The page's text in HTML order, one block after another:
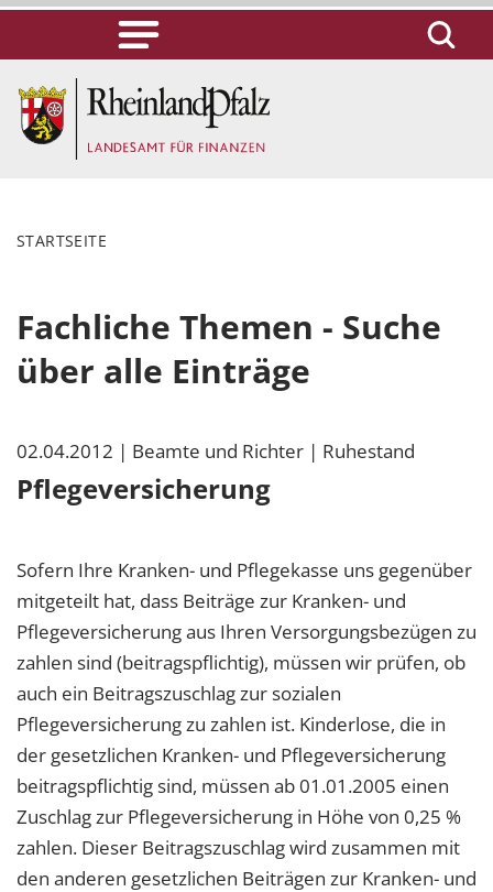
STARTSEITE
Fachliche Themen - Suche
über alle Einträge
02.04.2012 | Beamte und Richter | Ruhestand
Pflegeversicherung
Sofern Ihre Kranken- und Pflegekasse uns gegenüber
mitgeteilt hat, dass Beiträge zur Kranken- und
Pflegeversicherung aus Ihren Versorgungsbezügen zu
zahlen sind (beitragspflichtig), müssen wir prüfen, ob
auch ein Beitragszuschlag zur sozialen
Pflegeversicherung zu zahlen ist. Kinderlose, die in
der gesetzlichen Kranken- und Pflegeversicherung
beitragspflichtig sind, müssen ab 01.01.2005 einen
Zuschlag zur Pflegeversicherung in Höhe von 0,25 %
zahlen. Dieser Beitragszuschlag wird zusammen mit
den anderen gesetzlichen Beiträgen zur Kranken- und